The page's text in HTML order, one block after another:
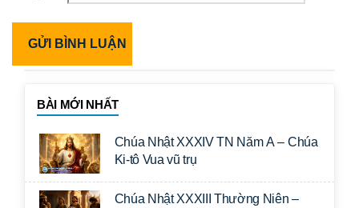
BÀI MỚI NHẤT
Chúa Nhật XXXIV TN Năm A – Chúa
Ki-tô Vua vũ trụ
Chúa Nhật XXXIII Thường Niên –